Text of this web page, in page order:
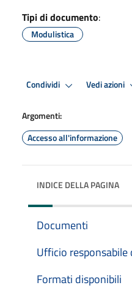
Tipi di documento:
Modulistica
Condividi Vedi azioni
Argomenti:
Accesso all'informazione
INDICE DELLA PAGINA
Documenti
Ufficio
Formati disponibili